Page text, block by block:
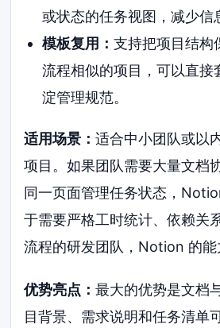
或状态的任务视图，减少信
模板复用： 支持把项目结构
流程相似的项目，可以直接
淀管理规范。
适用场景：适合中小团队或以
项目。如果团队需要大量文档
同一页面管理任务状态，
于需要严格工时统计、依赖关
流程的研发团队，Notion 的能
优势亮点：最大的优势是文档
目背景、需求说明和任务清单